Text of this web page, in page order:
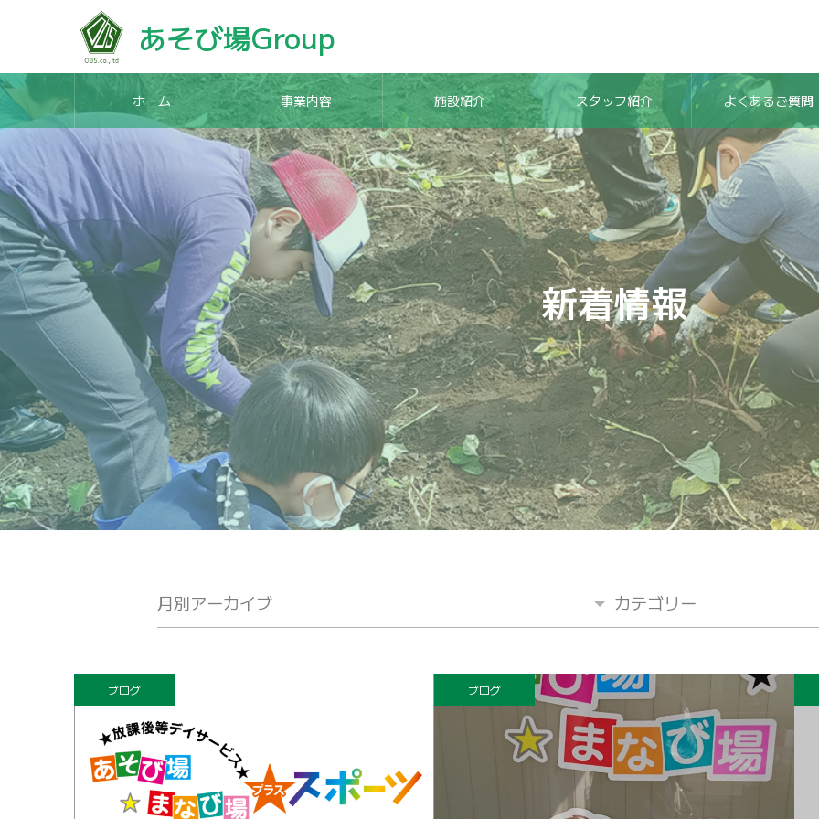
あそび場Group
ホーム 事業内容 施設紹介 スタッフ紹介 よくあるご質問
新着情報
月別アーカイブ カテゴリー
ブログ ブログ